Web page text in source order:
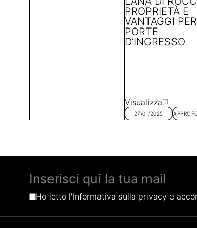
PROPRIETÀ E
VANTAGGI
PORTE
D’INGRESSO
Visualizza
27/01/2025
Ho letto l'Informativa sulla privacy e